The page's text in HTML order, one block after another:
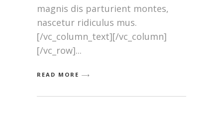
magnis dis parturient montes,
nascetur ridiculus mus.
[/vc_column_text][/vc_column]
[/vc_row]
READ MORE